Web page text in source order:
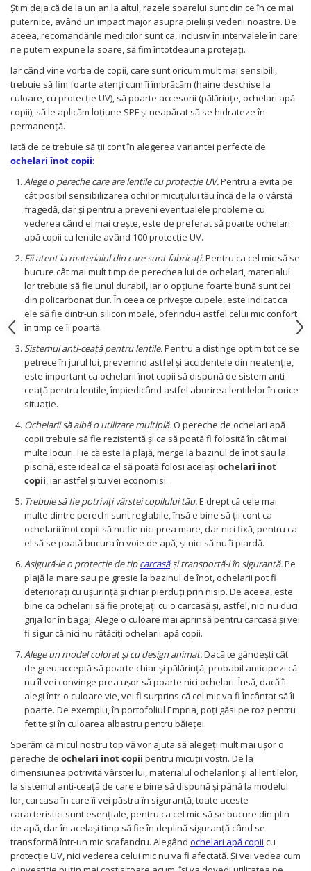
Stikere decorative si covoare
Stickere decorative
Covorase de joaca
Ingrijire adulti
Siguranta animale companie
Carduri Cadou
Propuneri Cadou
Produse Sub 50 Lei
Resigilate
Știm deja că de la un an la altul, razele soarelui sunt din ce în ce mai
puternice, având un impact major asupra pielii și vederii noastre. De
aceea, recomandările medicilor sunt ca, inclusiv în intervalele în care
ne putem expune la soare, să fim întotdeauna protejați.
Iar când vine vorba de copii, care sunt oricum mult mai sensibili,
trebuie să fim foarte atenți cum îi îmbrăcăm (haine deschise la
culoare, cu protecție UV), să poarte accesorii (pălăriuțe, ochelari apă
copii), să le aplicăm loțiune SPF și neapărat să se hidrateze în
permanență.
Iată de ce trebuie să ții cont în alegerea variantei perfecte de
ochelari înot copii:
Alege o pereche care are lentile cu protecție UV.Pentru a evita pe
cât posibil sensibilizarea ochilor micuțului tău încă de la o vârstă
fragedă, dar și pentru a preveni eventualele probleme cu
vederea când el mai crește, este de preferat să poarte ochelari
apă copii cu lentile având 100 protecție UV.
Fii atent la materialul din care sunt fabricați.Pentru ca cel mic să se
bucure cât mai mult timp de perechea lui de ochelari, materialul
lor trebuie să fie unul durabil, iar o opțiune foarte bună sunt cei
din policarbonat dur. În ceea ce privește cupele, este indicat ca
ele să fie dintr-un silicon moale, oferindu-i astfel celui mic confort
în timp ce îi poartă.
Sistemul anti-ceață pentru lentile.Pentru a distinge optim tot ce se
petrece în jurul lui, prevenind astfel și accidentele din neatenție,
este important ca ochelarii înot copii să dispună de sistem anti-
ceață pentru lentile, împiedicând astfel aburirea lentilelor în orice
situație.
Ochelarii să aibă o utilizare multiplă.O pereche de ochelari apă
copii trebuie să fie rezistentă și ca să poată fi folosită în cât mai
multe locuri. Fie că este la plajă, merge la bazinul de înot sau la
piscină, este ideal ca el să poată folosi aceiași ochelari înot
copii, iar astfel și tu vei economisi.
Trebuie să fie potriviți vârstei copilului tău.E drept că cele mai
multe dintre perechi sunt reglabile, însă e bine să ții cont ca
ochelarii înot copii să nu fie nici prea mare, dar nici fixă, pentru ca
el să se poată bucura în voie de apă, și nici să nu îi piardă.
Asigură-le o protecție de tipcarcasăși transportă-i în siguranță.Pe
plajă la mare sau pe gresie la bazinul de înot, ochelarii pot fi
deteriorați cu ușurință și chiar pierduți prin nisip. De aceea, este
bine ca ochelarii să fie protejați cu o carcasă și, astfel, nici nu duci
grija lor în bagaj. Alege o culoare mai aprinsă pentru carcasă și vei
fi sigur că nici nu rătăciți ochelarii apă copii.
Alege un model colorat și cu design animat.Dacă te gândești cât
de greu acceptă să poarte chiar și pălăriuță, probabil anticipezi că
nu îl vei convinge prea ușor să poarte nici ochelari. Însă, dacă îi
alegi într-o culoare vie, vei fi surprins că cel mic va fi încântat să îi
poarte. De exemplu, în portofoliul Empria, poți găsi pe roz pentru
fetițe și în culoarea albastru pentru băieței.
Sperăm că micul nostru top vă vor ajuta să alegeți mult mai ușor o
pereche de ochelari înot copii pentru micuții voștri. De la
dimensiunea potrivită vârstei lui, materialul ochelarilor și al lentilelor,
la sistemul anti-ceață de care e bine să dispună și până la modelul
lor, carcasa în care îi vei păstra în siguranță, toate aceste
caracteristici sunt esențiale, pentru ca cel mic să se bucure din plin
de apă, dar în același timp să fie în deplină siguranță când se
transformă într-un mic scafandru. Alegând ochelari apă copii cu
protecție UV, nici vederea celui mic nu va fi afectată. Și vei vedea cum